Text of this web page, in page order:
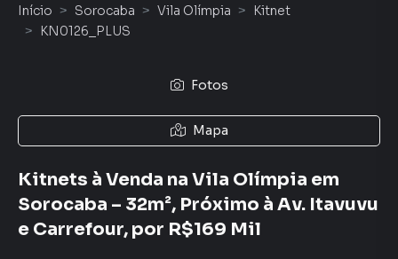
Início Sorocaba Vila Olímpia
Kitnet
KN0126_PLUS
Fotos
Mapa
Kitnets à Venda na Vila Olímpia em
Sorocaba – 32m², Próximo à Av. Itavuvu
e Carrefour, por R$169 Mil